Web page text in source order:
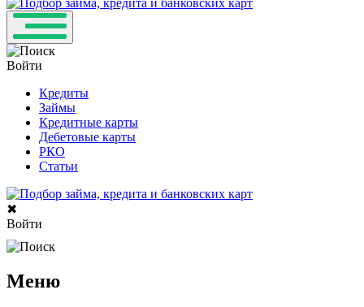
Войти
Кредиты
Займы
Кредитные карты
Дебетовые карты
РКО
Статьи
✖
Войти
Меню